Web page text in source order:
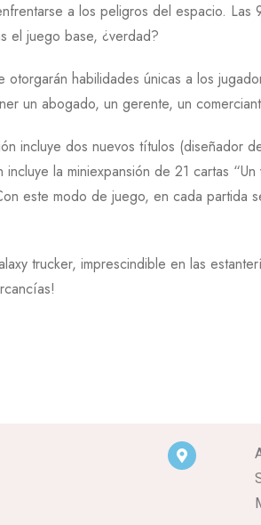
a los peligros del espacio.
el juego base, ¿verdad?
habilidades únicas a los
un abogado, un gerente, un
incluye dos nuevos títulos (diseñador
la miniexpansión de 21 cartas
este modo de juego, en cada partida
trucker, imprescindible en las